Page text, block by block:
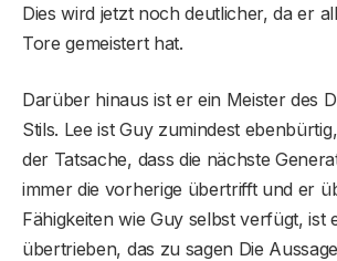
Dies wird jetzt noch deutlicher, da er
Tore gemeistert hat.
Darüber hinaus ist er ein Meister des
Stils. Lee ist Guy zumindest
der Tatsache, dass die nächste
immer die vorherige übertrifft und er
Fähigkeiten wie Guy selbst verfügt, ist
übertrieben, das zu sagen Die